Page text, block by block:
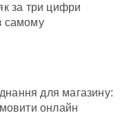
за три цифри
самому
для магазину:
онлайн